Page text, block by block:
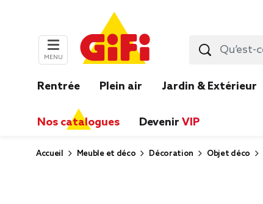
MENU
Rentrée Plein air Jardin & Extérieur
Nos catalogues Devenir VIP
Accueil Meuble et déco Décoration Objet déco